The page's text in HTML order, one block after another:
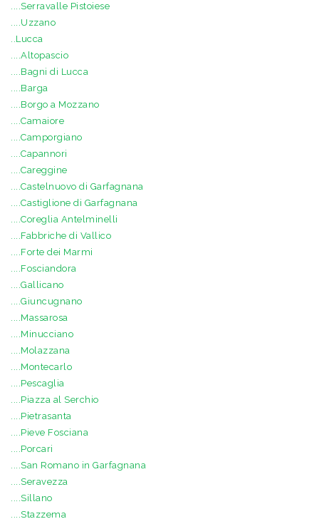
....Serravalle Pistoiese
....Uzzano
..Lucca
....Altopascio
....Bagni di Lucca
....Barga
....Borgo a Mozzano
....Camaiore
....Camporgiano
....Capannori
....Careggine
....Castelnuovo di Garfagnana
....Castiglione di Garfagnana
....Coreglia Antelminelli
....Fabbriche di Vallico
....Forte dei Marmi
....Fosciandora
....Gallicano
....Giuncugnano
....Massarosa
....Minucciano
....Molazzana
....Montecarlo
....Pescaglia
....Piazza al Serchio
....Pietrasanta
....Pieve Fosciana
....Porcari
....San Romano in Garfagnana
....Seravezza
....Sillano
....Stazzema